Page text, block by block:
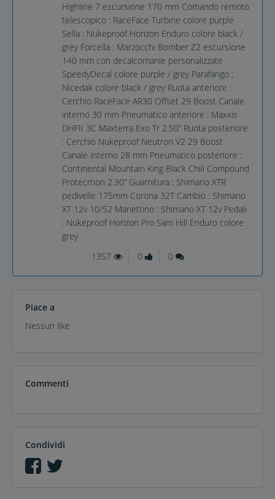
Highline 7 escursione 170 mm Comando remoto
telescopico : RaceFace Turbine colore purple
Sella : Nukeproof Horizon Enduro colore black /
grey Forcella : Marzocchi Bomber Z2 escursione
140 mm con decalcomanie personalizzate
SpeedyDecal colore purple / grey Parafango :
Nicedak colore black / grey Ruota anteriore :
Cerchio RaceFace AR30 Offset 29 Boost Canale
interno 30 mm Pneumatico anteriore : Maxxis
DHFII 3C Maxterra Exo Tr 2.50” Ruota posteriore
: Cerchio Nukeproof Neutron V2 29 Boost
Canale interno 28 mm Pneumatico posteriore :
Continental Mountain King Black Chili Compound
Protecrtion 2.30” Guarnitura : Shimano XTR
pedivelle 175mm Corona 32T Cambio : Shimano
XT 12v 10/52 Manettino : Shimano XT 12v Pedali
: Nukeproof Horizon Pro Sam Hill Enduro colore
grey
1357
0 0
Piace a
Nessun like
Commenti
Condividi